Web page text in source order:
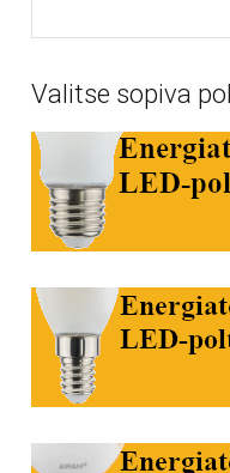
Valitse sopiva